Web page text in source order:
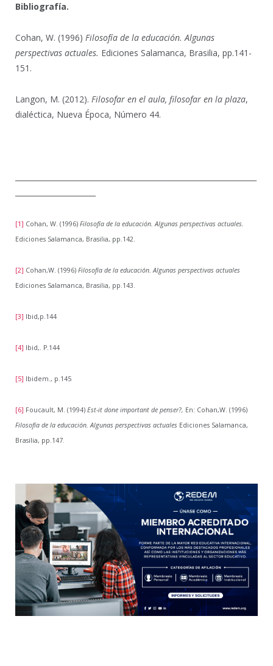
Bibliografía.
Cohan, W. (1996) Filosofía de la educación. Algunas
perspectivas actuales. Ediciones Salamanca, Brasilia, pp.141-
151.
Langon, M. (2012). Filosofar en el aula, filosofar en la plaza,
dialéctica, Nueva Época, Número 44.
[1] Cohan, W. (1996) Filosofía de la educación. Algunas perspectivas actuales.
Ediciones Salamanca, Brasilia, pp.142.
[2] Cohan,W. (1996) Filosofía de la educación. Algunas perspectivas actuales
Ediciones Salamanca, Brasilia, pp.143.
[3] Ibid,p.144
[4] Ibid,. P.144
[5] Ibidem., p.145
[6] Foucault, M. (1994) Est-it done important de penser?, En: Cohan,W. (1996)
Filosofía de la educación. Algunas perspectivas actuales Ediciones Salamanca,
Brasilia, pp.147.